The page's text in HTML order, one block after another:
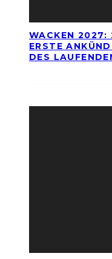
WACKEN 2027:
ERSTE
DES